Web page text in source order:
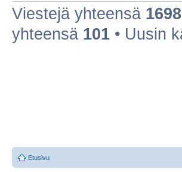
Viestejä yhteensä 1698
yhteensä 101 • Uusin
Etusivu